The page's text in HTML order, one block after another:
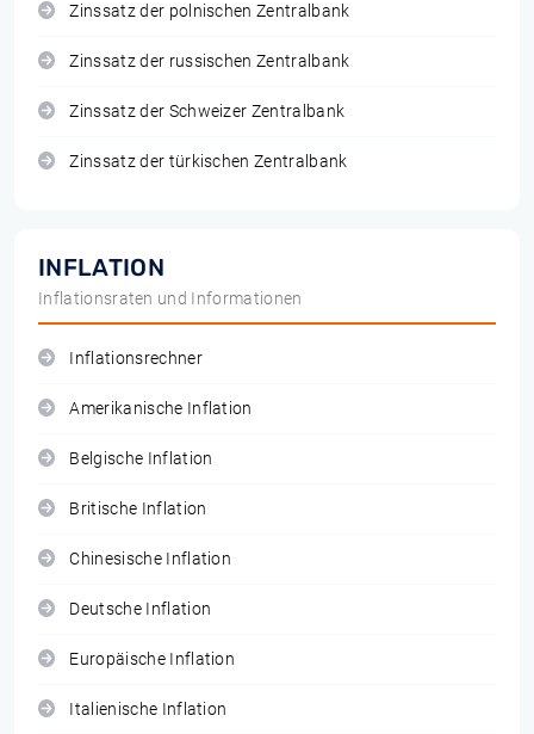
Zinssatz der polnischen Zentralbank
Zinssatz der russischen Zentralbank
Zinssatz der Schweizer Zentralbank
Zinssatz der türkischen Zentralbank
INFLATION
Inflationsraten und Informationen
Inflationsrechner
Amerikanische Inflation
Belgische Inflation
Britische Inflation
Chinesische Inflation
Deutsche Inflation
Europäische Inflation
Italienische Inflation